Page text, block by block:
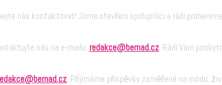
nás kontaktovat! Jsme otevřeni spolupráci a rádi
nás na e-mailu: redakce@bemad.cz. Rádi Vám
. Přijímáme příspěvky zaměřené na módu,